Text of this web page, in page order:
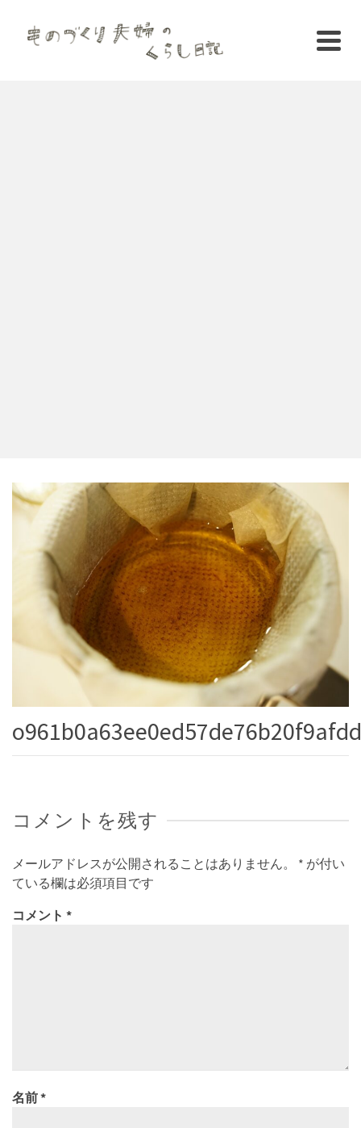
コメントを残す
メールアドレスが公開されることはありません。 * が付い
ている欄は必須項目です
コメント *
名前*